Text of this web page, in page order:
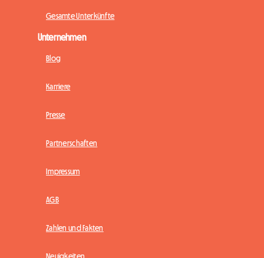
Gesamte Unterkünfte
Unternehmen
Blog
Karriere
Presse
Partnerschaften
Impressum
AGB
Zahlen und Fakten
Neuigkeiten